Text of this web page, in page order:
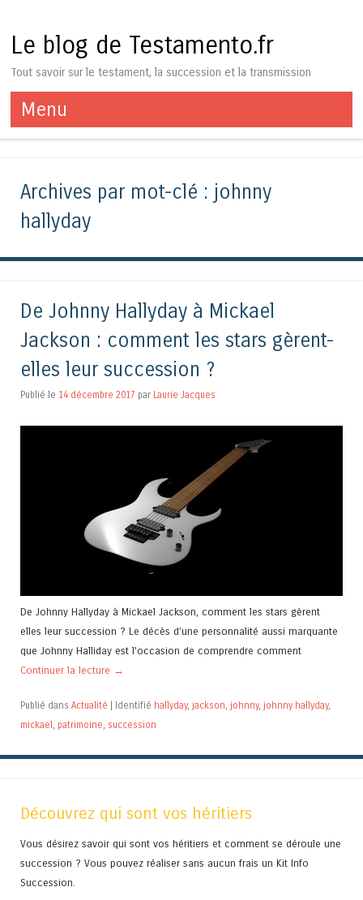
Le blog de Testamento.fr
Tout savoir sur le testament, la succession et la transmission
Menu
Aller au contenu
Archives par mot-clé : johnny
hallyday
De Johnny Hallyday à Mickael
Jackson : comment les stars gèrent-
elles leur succession ?
Publié le 14 décembre 2017 par Laurie Jacques
De Johnny Hallyday à Mickael Jackson, comment les stars gèrent
elles leur succession ? Le décès d’une personnalité aussi marquante
que Johnny Halliday est l’occasion de comprendre comment
Continuer la lecture →
Publié dans Actualité | Identifié hallyday, jackson, johnny, johnny hallyday,
mickael, patrimoine, succession
Découvrez qui sont vos héritiers
Vous désirez savoir qui sont vos héritiers et comment se déroule une
succession ? Vous pouvez réaliser sans aucun frais un Kit Info
Succession.